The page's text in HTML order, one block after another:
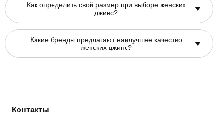
Как определить свой размер при выборе женских
джинс?
Какие бренды предлагают наилучшее качество
женских джинс?
Контакты